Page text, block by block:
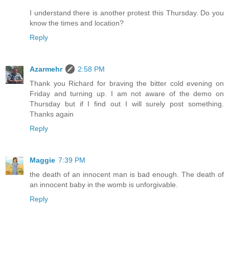
I understand there is another protest this Thursday. Do you
know the times and location?
Reply
Azarmehr
2:58 PM
Thank you Richard for braving the bitter cold evening on
Friday and turning up. I am not aware of the demo on
Thursday but if I find out I will surely post something.
Thanks again
Reply
Maggie 7:39 PM
the death of an innocent man is bad enough. The death of
an innocent baby in the womb is unforgivable.
Reply